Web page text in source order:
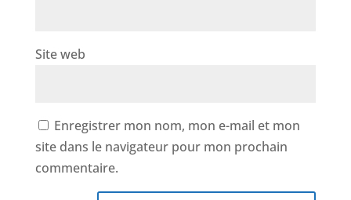
Site web
Enregistrer mon nom, mon e-mail et mon
site dans le navigateur pour mon prochain
commentaire.